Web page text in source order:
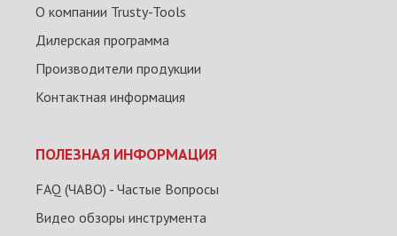
О компании Trusty-Tools
Дилерская программа
Производители продукции
Контактная информация
ПОЛЕЗНАЯ ИНФОРМАЦИЯ
FAQ (ЧАВО) - Частые Вопросы
Видео обзоры инструмента